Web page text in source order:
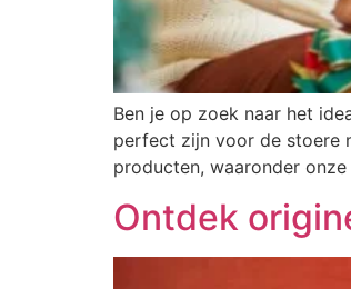
Ben je op zoek naar het
perfect zijn voor de stoere
producten, waaronder
Ontdek